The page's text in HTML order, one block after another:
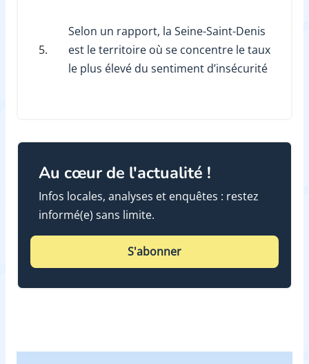
5.
Selon un rapport, la Seine-Saint-Denis
est le territoire où se concentre le taux
le plus élevé du sentiment d’insécurité
Au cœur de l'actualité !
Infos locales, analyses et enquêtes : restez
informé(e) sans limite.
S'abonner